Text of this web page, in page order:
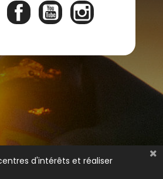
Facebook YouTube
d'intérêts et réaliser